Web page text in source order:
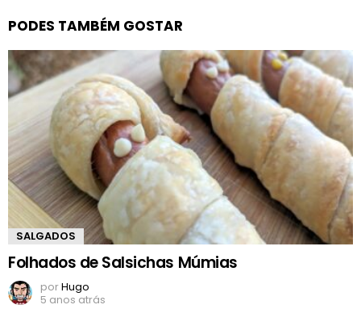
PODES TAMBÉM GOSTAR
SALGADOS
Folhados de Salsichas Múmias
porHugo
5 anos atrás